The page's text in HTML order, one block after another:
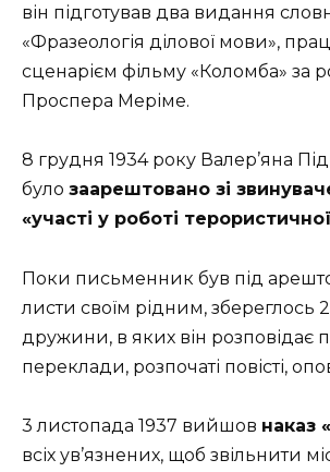
він підготував два видання
«Фразеологія діловоï мови»,
сценарієм фільму «Коломба» за
Проспера Меріме.
8 грудня 1934 року Валер’яна
було заарештовано зі
«участі у роботі терористичної
Поки письменник був під
листи своїм рідним, збереглось
дружини, в яких він розповідає
переклади, розпочаті повісті,
3 листопада 1937 вийшов наказ
всіх ув’язнених, щоб звільнити